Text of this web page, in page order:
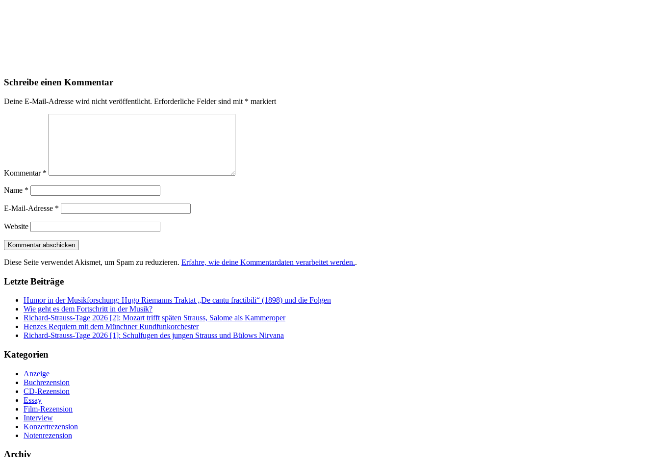
Schreibe einen Kommentar
Deine E-Mail-Adresse wird nicht veröffentlicht. Erforderliche Felder sind mit * markiert
Kommentar *
Name *
E-Mail-Adresse *
Website
Diese Seite verwendet Akismet, um Spam zu reduzieren. Erfahre, wie deine Kommentardaten verarbeitet werden..
Letzte Beiträge
Humor in der Musikforschung: Hugo Riemanns Traktat „De cantu fractibili“ (1898) und die Folgen
Wie geht es dem Fortschritt in der Musik?
Richard-Strauss-Tage 2026 [2]: Mozart trifft späten Strauss, Salome als Kammeroper
Henzes Requiem mit dem Münchner Rundfunkorchester
Richard-Strauss-Tage 2026 [1]: Schulfugen des jungen Strauss und Bülows Nirvana
Kategorien
Anzeige
Buchrezension
CD-Rezension
Essay
Film-Rezension
Interview
Konzertrezension
Notenrezension
Archiv